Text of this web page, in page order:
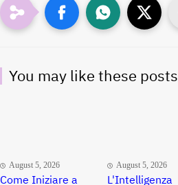
You may like these posts
August 5, 2026
Come Iniziare a
August 5, 2026
L'Intelligenza